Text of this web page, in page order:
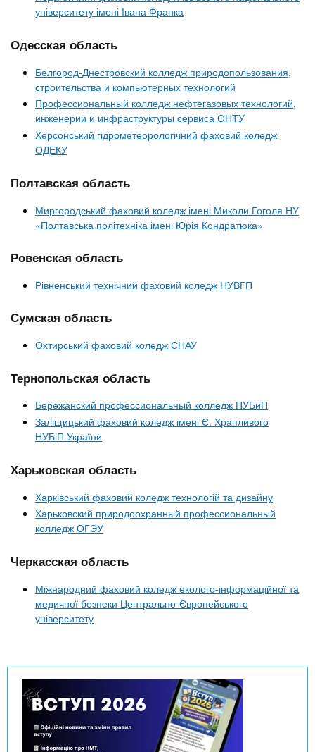
університету імені Івана Франка
Одесская область
Белгород-Днестровский колледж природопользования,
строительства и компьютерных технологий
Профессиональный колледж нефтегазовых технологий,
инженерии и инфраструктуры сервиса ОНТУ
Херсонський гідрометеорологічний фаховий коледж
ОДЕКУ
Полтавская область
Миргородський фаховий коледж імені Миколи Гоголя НУ
«Полтавська політехніка імені Юрія Кондратюка»
Ровенская область
Рівненський технічний фаховий коледж НУВГП
Сумская область
Охтирський фаховий коледж СНАУ
Тернопольская область
Бережанский профессиональный колледж НУБиП
Заліщицький фаховий коледж імені Є. Храпливого
НУБіП України
Харьковская область
Харківський фаховий коледж технологій та дизайну
Харьковский природоохранный профессиональный
колледж ОГЭУ
Черкасская область
Міжнародний фаховий коледж еколого-інформаційної та
медичної безпеки Центрально-Європейського
університету